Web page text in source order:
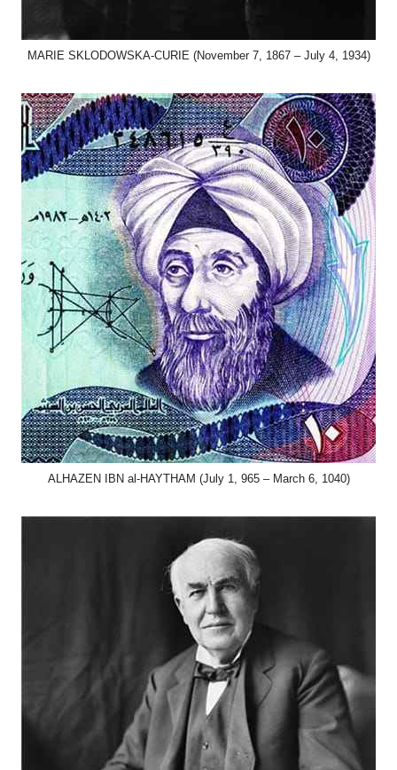
MARIE SKLODOWSKA-CURIE (November 7, 1867 – July 4, 1934)
ALHAZEN IBN al-HAYTHAM (July 1, 965 – March 6, 1040)